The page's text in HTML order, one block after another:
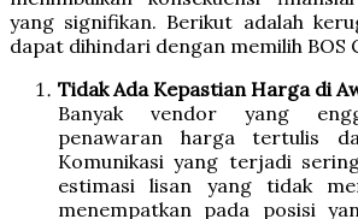
yang signifikan. Berikut adalah
dapat dihindari dengan memilih BOS
Tidak Ada Kepastian Harga di
Banyak vendor yang
penawaran harga tertulis
Komunikasi yang terjadi
estimasi lisan yang tidak
menempatkan pada posisi